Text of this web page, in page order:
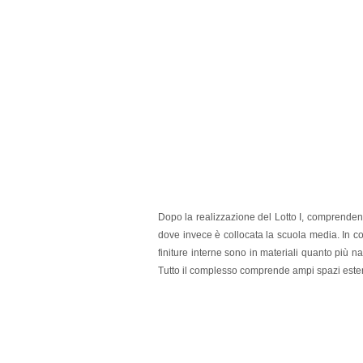
Dopo la realizzazione del
Lotto I,
dove invece è collocata la scuola media. In
finiture interne sono in materiali quanto più
Tutto il complesso comprende ampi spazi